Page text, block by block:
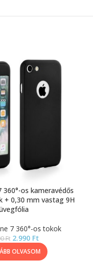
360°-os kameravédős
+ 0,30 mm vastag 9H
7 360°-os tokok
Ft 2.990 Ft
OLVASOM